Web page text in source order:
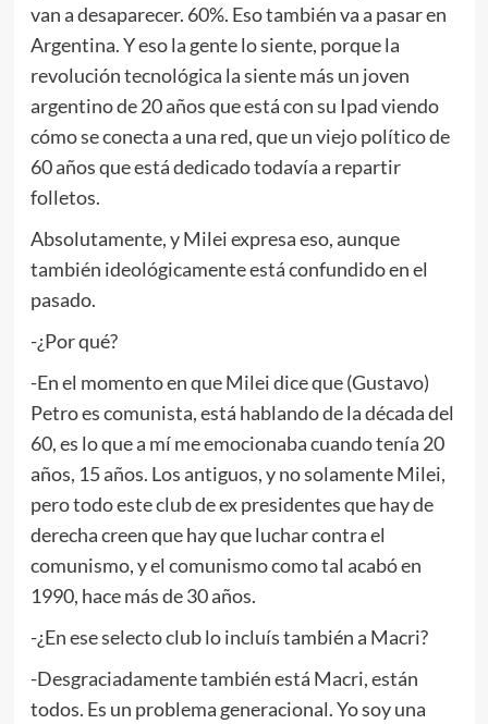
van a desaparecer. 60%. Eso también va a pasar en
Argentina. Y eso la gente lo siente, porque la
revolución tecnológica la siente más un joven
argentino de 20 años que está con su Ipad viendo
cómo se conecta a una red, que un viejo político de
60 años que está dedicado todavía a repartir
folletos.
Absolutamente, y Milei expresa eso, aunque
también ideológicamente está confundido en el
pasado.
-¿Por qué?
-En el momento en que Milei dice que (Gustavo)
Petro es comunista, está hablando de la década del
60, es lo que a mí me emocionaba cuando tenía 20
años, 15 años. Los antiguos, y no solamente Milei,
pero todo este club de ex presidentes que hay de
derecha creen que hay que luchar contra el
comunismo, y el comunismo como tal acabó en
1990, hace más de 30 años.
-¿En ese selecto club lo incluís también a Macri?
-Desgraciadamente también está Macri, están
todos. Es un problema generacional. Yo soy una